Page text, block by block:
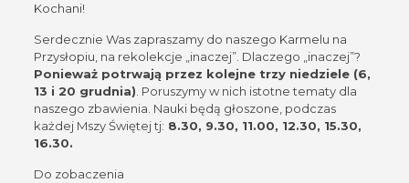
Kochani!
Serdecznie Was zapraszamy do naszego Karmelu na
Przysłopiu, na rekolekcje „inaczej”. Dlaczego „inaczej”?
Ponieważ potrwają przez kolejne trzy niedziele (6,
13 i 20 grudnia). Poruszymy w nich istotne tematy dla
naszego zbawienia. Nauki będą głoszone, podczas
każdej Mszy Świętej tj: 8.30, 9.30, 11.00, 12.30, 15.30,
16.30.
Do zobaczenia